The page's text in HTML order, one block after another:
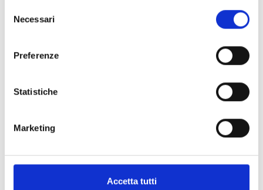
delNecessari
Preferenze
Statistiche
Marketing
Accetta tutti
Collezione
Per
Descrizione
Pietre preziose